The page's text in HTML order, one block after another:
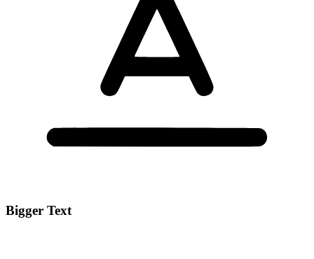
Bigger Text